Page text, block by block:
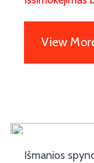
View
Išmanios